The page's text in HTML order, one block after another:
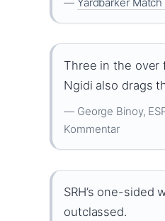
Three in the over
Ngidi also drags
— George Binoy,
Kommentar
SRH’s one-sided
outclassed.